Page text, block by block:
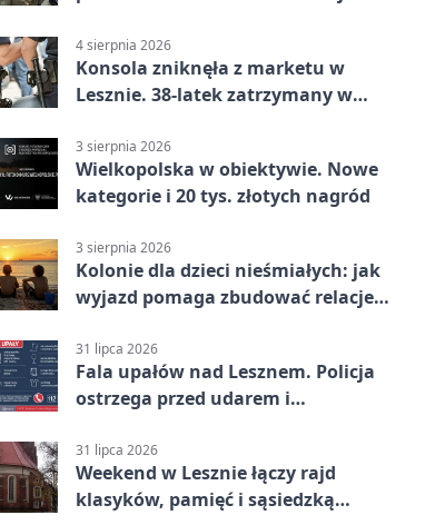
4 sierpnia 2026
Konsola zniknęła z marketu w
Lesznie. 38-latek zatrzymany w
3 sierpnia 2026
Wielkopolska w obiektywie. Nowe
kategorie i 20 tys. złotych nagród
3 sierpnia 2026
Kolonie dla dzieci nieśmiałych: jak
wyjazd pomaga zbudować relacje z
31 lipca 2026
Fala upałów nad Lesznem. Policja
ostrzega przed udarem i
31 lipca 2026
Weekend w Lesznie łączy rajd
klasyków, pamięć i sąsiedzką